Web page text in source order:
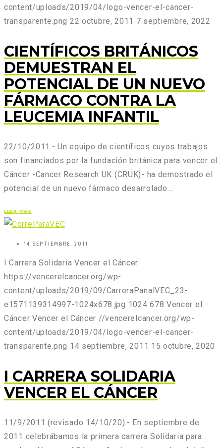
content/uploads/2019/04/logo-vencer-el-cancer-
transparente.png 22 octubre, 2011 7 septiembre, 2022
CIENTÍFICOS BRITÁNICOS
DEMUESTRAN EL
POTENCIAL DE UN NUEVO
FÁRMACO CONTRA LA
LEUCEMIA INFANTIL
22/10/2011.- Un equipo de científicos cuyos trabajos
son financiados por la fundación británica para vencer el
Cáncer -Cancer Research UK (CRUK)- ha demostrado el
potencial de un nuevo fármaco desarrolado…
LEER MÁS
14 SEPTIEMBRE, 2011
I Carrera Solidaria Vencer el Cáncer
https://vencerelcancer.org/wp-
content/uploads/2019/09/CarreraPanalVEC_23-
e1571139314997-1024x678.jpg 1024 678 Vencer el
Cáncer Vencer el Cáncer //vencerelcancer.org/wp-
content/uploads/2019/04/logo-vencer-el-cancer-
transparente.png 14 septiembre, 2011 15 octubre, 2020
I CARRERA SOLIDARIA
VENCER EL CÁNCER
11/9/2011 (revisado 14/10/20).- En septiembre de
2011 celebrábamos la primera carrera Solidaria para